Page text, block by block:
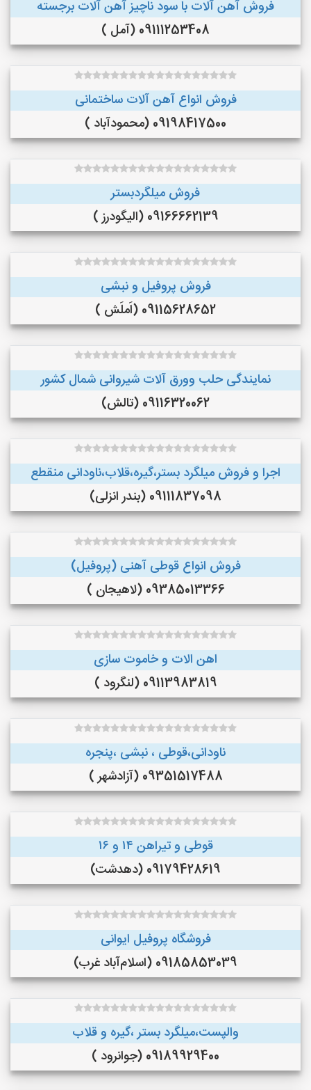
فروش آهن آلات با سود ناچیز آهن آلات برجسته
09111253408 (آمل )
فروش انواع آهن آلات ساختمانی
09198417500 (محمودآباد )
فروش میلگردبستر
09166662139 (الیگودرز )
فروش پروفیل و نبشی
09115628652 (اَملَش )
نمایندگی حلب وورق آلات شیروانی شمال کشور
09116320062 (تالش)
اجرا و فروش میلگرد بستر،گیره،قلاب،ناودانی منقطع
09111837098 (بندر انزلی)
فروش انواع قوطی آهنی (پروفیل)
09385013366 (لاهیجان )
اهن الات و خاموت سازی
09113983819 (لنگرود )
ناودانی،قوطی ، نبشی ،پنجره
09351517488 (آزادشهر )
قوطی و تیراهن ۱۴ و ۱۶
09179428619 (دهدشت)
فروشگاه پروفیل ایوانی
09185853039 (اسلام‌آباد غرب)
والپست،میلگرد بستر ،گیره و قلاب
09189929400 (جوانرود )